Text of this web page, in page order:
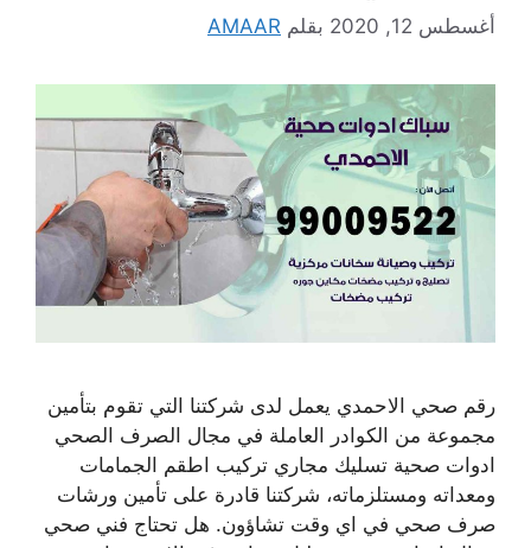
أغسطس 12, 2020 بقلم AMAAR
رقم صحي الاحمدي يعمل لدى شركتنا التي تقوم بتأمين
مجموعة من الكوادر العاملة في مجال الصرف الصحي
ادوات صحية تسليك مجاري تركيب اطقم الجمامات
ومعداته ومستلزماته، شركتنا قادرة على تأمين ورشات
صرف صحي في اي وقت تشاؤون. هل تحتاج فني صحي